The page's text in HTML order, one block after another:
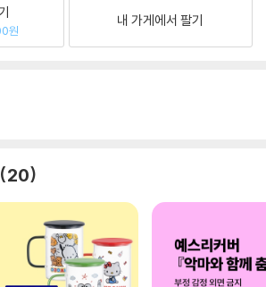
원
내 가게에서 팔기
20